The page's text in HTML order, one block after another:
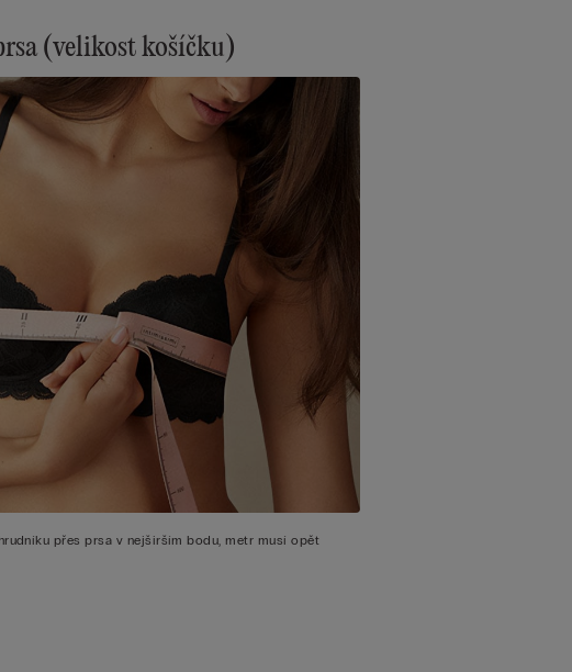
(velikost košíčku)
přes prsa v nejširším bodu, metr musí opět